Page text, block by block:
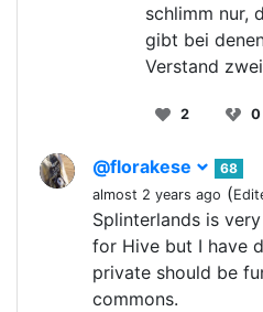
schlimm nur,
gibt bei
Verstand
2 0
@florakese
68
almost 2 years ago (
Splinterlands is
for Hive but I have
private should be
commons.